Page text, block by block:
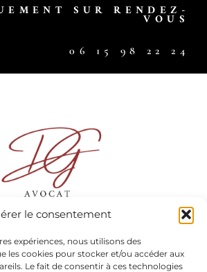
le consentement
expériences, nous utilisons des
les cookies pour stocker et/ou accéder aux
Le fait de consentir à ces technologies
SUR RENDEZ-
VOUS
06 15 98 22 24
DUMONT-GONIN